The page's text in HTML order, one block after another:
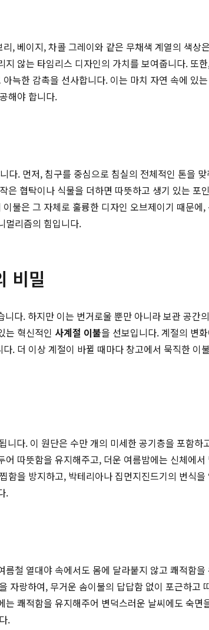
, 베이지, 차콜 그레이와 같은 무채색 계열의 색
않는 타임리스 디자인의 가치를 보여줍니다. 또
늑한 감촉을 선사합니다. 이는 마치 자연 속에 있
해야 합니다.
다. 먼저, 침구를 중심으로 침실의 전체적인 톤을
협탁이나 식물을 더하면 따뜻하고 생기 있는
불은 그 자체로 훌륭한 디자인 오브제이기 때문
멀리즘의 힘입니다.
비밀
다. 하지만 이는 번거로울 뿐만 아니라 보관 공
는 혁신적인 사계절 이불을 선보입니다. 계절의 변
다. 더 이상 계절이 바뀔 때마다 창고에서 묵직한
다. 이 원단은 수만 개의 미세한 공기층을 포함
따뜻함을 유지해주고, 더운 여름밤에는 신체에
을 방지하고, 박테리아나 집먼지진드기의 번식
.
철 열대야 속에서도 몸에 달라붙지 않고 쾌적함
랑하여, 무거운 솜이불의 답답함 없이 포근하고
쾌적함을 유지해주어 변덕스러운 날씨에도 숙
.